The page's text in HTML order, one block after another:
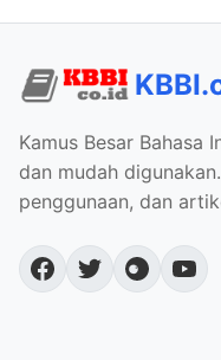
Kamus Besar Bahasa
dan mudah
penggunaan, dan